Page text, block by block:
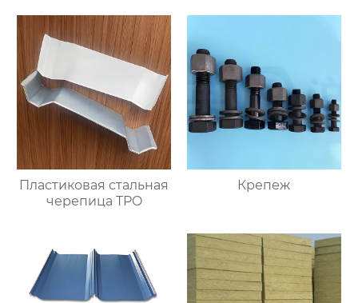
Пластиковая стальная
черепица TPO
Крепеж